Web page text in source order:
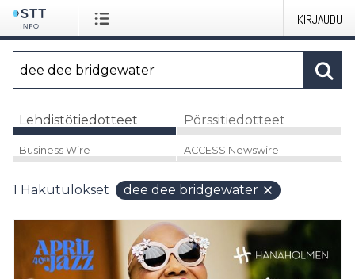
KIRJAUDU
Lehdistötiedotteet Pörssitiedotteet
Business Wire ACCESS Newswire
1 Hakutulokset dee dee bridgewater